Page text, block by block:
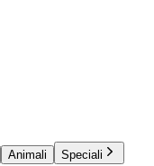
Animali
Speciali